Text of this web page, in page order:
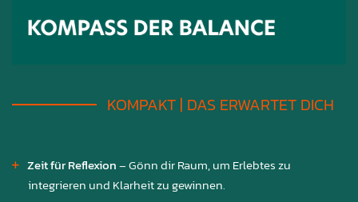
KOMPAKT | DAS ERWARTET DICH
Zeit für Reflexion– Gönn dir Raum, um Erlebtes zu
integrieren und Klarheit zu gewinnen.